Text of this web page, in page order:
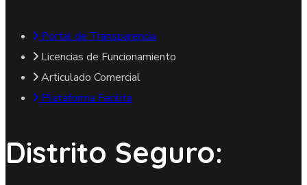
Portal de Transparencia
Licencias de Funcionamiento
Articulado Comercial
Plataforma Facilita
Distrito Seguro: